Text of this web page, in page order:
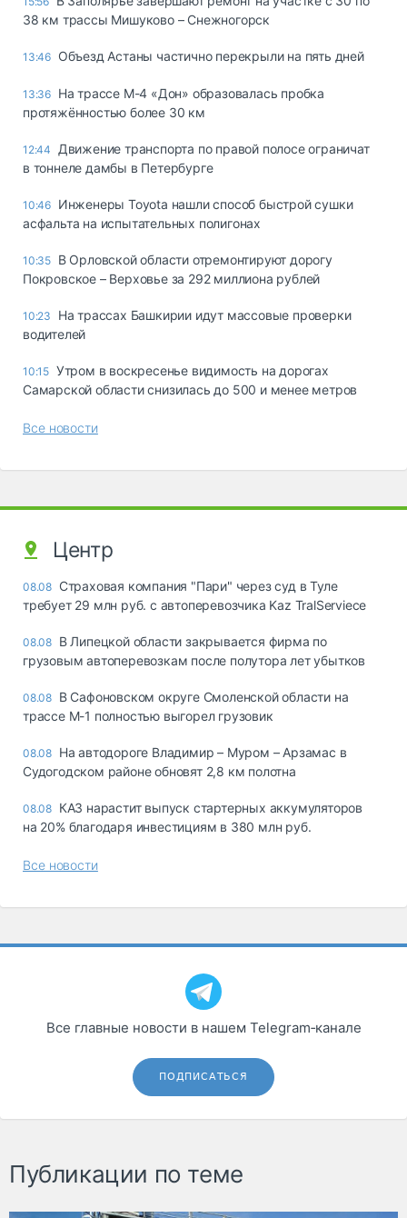
38 км трассы Мишуково – Снежногорск
13:46 Объезд Астаны частично перекрыли на пять дней
13:36 На трассе М-4 «Дон» образовалась пробка
протяжённостью более 30 км
12:44
Движение транспорта по правой полосе ограничат
в тоннеле дамбы в Петербурге
10:46 Инженеры Toyota нашли способ быстрой сушки
асфальта на испытательных полигонах
10:35 В Орловской области отремонтируют дорогу
Покровское – Верховье за 292 миллиона рублей
10:23
На трассах Башкирии идут массовые проверки
водителей
10:15 Утром в воскресенье видимость на дорогах
Самарской области снизилась до 500 и менее метров
Все новости
Центр
08.08 Страховая компания "Пари" через суд в Туле
требует 29 млн руб. с автоперевозчика Kaz TralServiece
08.08 В Липецкой области закрывается фирма по
грузовым автоперевозкам после полутора лет убытков
08.08 В Сафоновском округе Смоленской области на
трассе М-1 полностью выгорел грузовик
08.08 На автодороге Владимир – Муром – Арзамас в
Судогодском районе обновят 2,8 км полотна
08.08 КАЗ нарастит выпуск стартерных аккумуляторов
на 20% благодаря инвестициям в 380 млн руб.
Все новости
Все главные новости в нашем Telegram‑канале
ПОДПИСАТЬСЯ
Публикации по теме